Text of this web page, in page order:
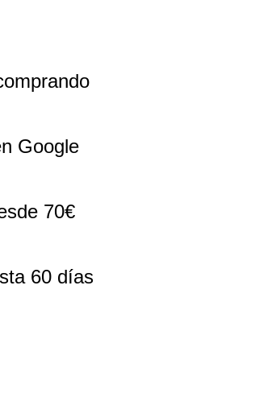
Google
70€
60 días